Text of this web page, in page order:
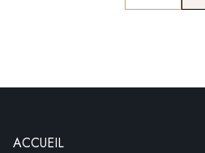
ACCUEIL